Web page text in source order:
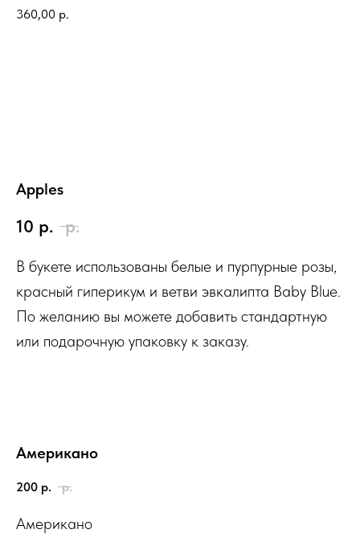
360,00 р.
Apples
10 р. р.
В букете использованы белые и пурпурные розы,
красный гиперикум и ветви эвкалипта Baby Blue.
По желанию вы можете добавить стандартную
или подарочную упаковку к заказу.
Американо
200 р. р.
Американо